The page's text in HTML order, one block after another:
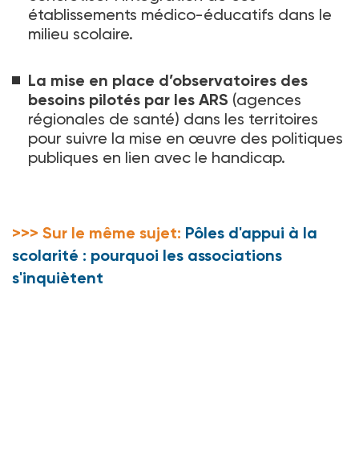
établissements médico-éducatifs dans le
milieu scolaire.
La mise en place d’observatoires des
besoins pilotés par les ARS (agences
régionales de santé) dans les territoires
pour suivre la mise en œuvre des politiques
publiques en lien avec le handicap.
>>> Sur le même sujet: Pôles d'appui à la
scolarité : pourquoi les associations
s'inquiètent